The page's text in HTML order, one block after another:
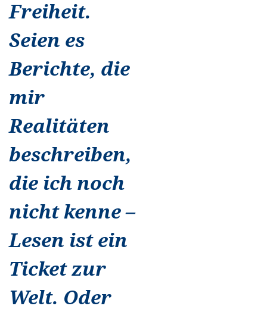
Freiheit.
Seien es
Berichte, die
mir
Realitäten
beschreiben,
die ich noch
nicht kenne –
Lesen ist ein
Ticket zur
Welt. Oder